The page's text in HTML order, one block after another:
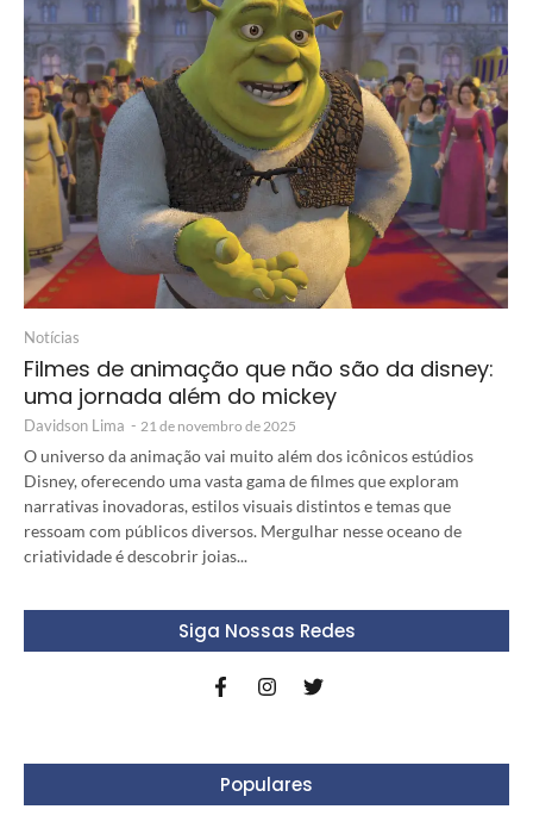
Notícias
Filmes de animação que não são da disney:
uma jornada além do mickey
Davidson Lima - 21 de novembro de 2025
O universo da animação vai muito além dos icônicos estúdios
Disney, oferecendo uma vasta gama de filmes que exploram
narrativas inovadoras, estilos visuais distintos e temas que
ressoam com públicos diversos. Mergulhar nesse oceano de
criatividade é descobrir joias...
Siga Nossas Redes
Populares